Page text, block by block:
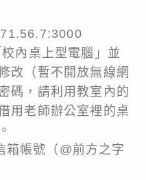
內桌上型電腦」並
改（暫不開放無線網
碼，請利用教室內的
用老師辦公室裡的桌
箱帳號（@前方之字